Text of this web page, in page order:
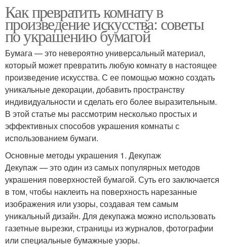
Как превратить комнату в
произведение искусства: советы
по украшению бумагой
Бумага — это невероятно универсальный материал,
который может превратить любую комнату в настоящее
произведение искусства. С ее помощью можно создать
уникальные декорации, добавить пространству
индивидуальности и сделать его более выразительным.
В этой статье мы рассмотрим несколько простых и
эффективных способов украшения комнаты с
использованием бумаги.
Основные методы украшения 1. Декупаж
Декупаж — это один из самых популярных методов
украшения поверхностей бумагой. Суть его заключается
в том, чтобы наклеить на поверхность нарезанные
изображения или узоры, создавая тем самым
уникальный дизайн. Для декупажа можно использовать
газетные вырезки, страницы из журналов, фотографии
или специальные бумажные узоры.